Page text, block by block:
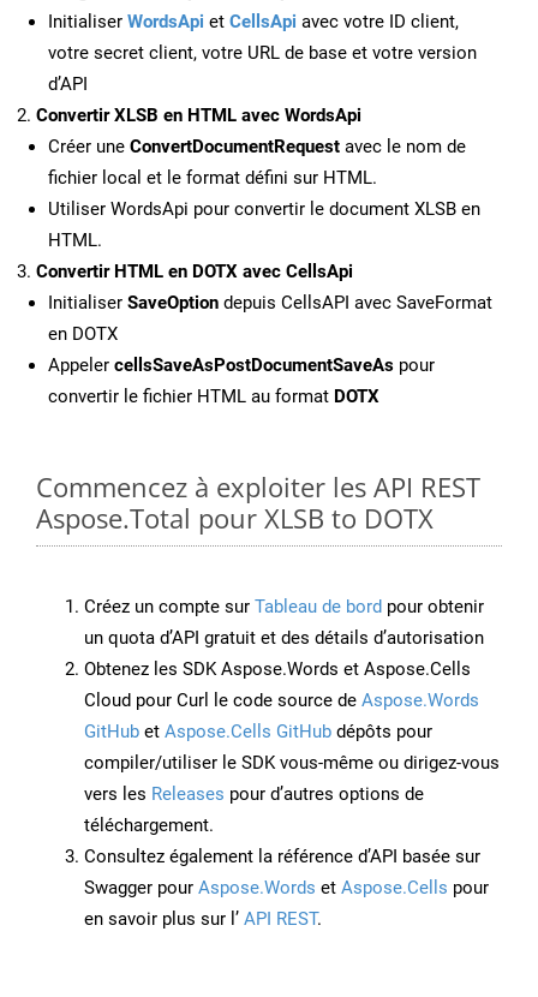
Initialiser WordsApi et CellsApi avec votre ID client,
votre secret client, votre URL de base et votre version
d’API
Convertir XLSB en HTML avec WordsApi
Créer une ConvertDocumentRequest avec le nom de
fichier local et le format défini sur HTML.
Utiliser WordsApi pour convertir le document XLSB en
HTML.
Convertir HTML en DOTX avec CellsApi
Initialiser SaveOption depuis CellsAPI avec SaveFormat
en DOTX
Appeler cellsSaveAsPostDocumentSaveAs pour
convertir le fichier HTML au format DOTX
Commencez à exploiter les API REST
Aspose.Total pour XLSB to DOTX
Créez un compte sur Tableau de bord pour obtenir
un quota d’API gratuit et des détails d’autorisation
Obtenez les SDK Aspose.Words et Aspose.Cells
Cloud pour Curl le code source de Aspose.Words
GitHub et Aspose.Cells GitHub dépôts pour
compiler/utiliser le SDK vous-même ou dirigez-vous
vers les Releases pour d’autres options de
téléchargement.
Consultez également la référence d’API basée sur
Swagger pour Aspose.Words et Aspose.Cells pour
en savoir plus sur l’ API REST.